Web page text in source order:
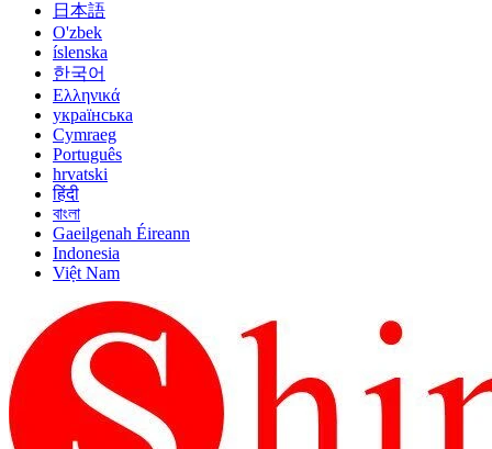
日本語
O'zbek
íslenska
한국어
Ελληνικά
українська
Cymraeg
Português
hrvatski
हिंदी
বাংলা
Gaeilgenah Éireann
Indonesia
Việt Nam